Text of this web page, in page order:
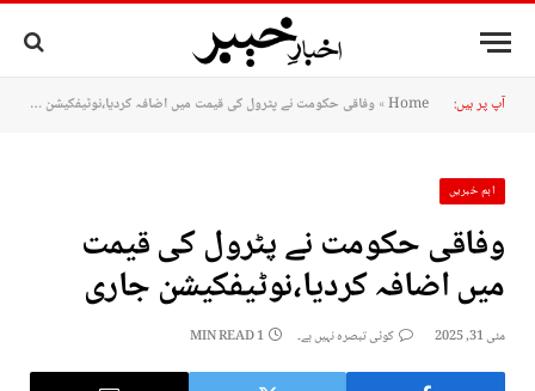
آپ پر ہیں: Home
»وفاقی حکومت نے پٹرول کی قیمت میں اضافہ کردیا،نوٹیفکیشن جاری
اہم خبریں
وفاقی حکومت نے پٹرول کی قیمت
میں اضافہ کردیا،نوٹیفکیشن جاری
مئی 31, 2025 کوئی تبصرہ نہیں ہے۔ 1 MIN READ